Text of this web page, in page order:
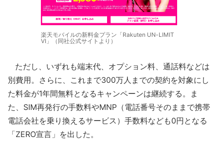
楽天モバイルの新料金プラン「Rakuten UN-LIMIT
VI」（同社公式サイトより）
ただし、いずれも端末代、オプション料、通話料などは
別費用。さらに、これまで300万人までの契約を対象にし
た料金が1年間無料となるキャンペーンは継続する。ま
た、SIM再発行の手数料やMNP（電話番号そのままで携帯
電話会社を乗り換えるサービス）手数料なども0円となる
「ZERO宣言」を出した。